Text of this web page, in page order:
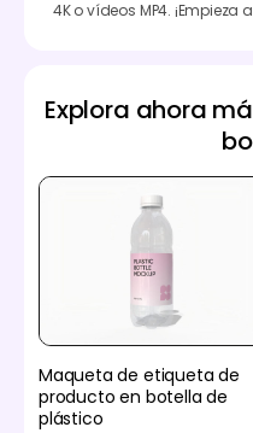
4K o vídeos MP4.
Explora ahora
Maqueta de etiqueta de
producto en botella de
plástico